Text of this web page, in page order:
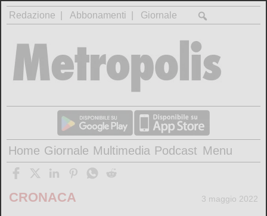
Redazione Abbonamenti Giornale
Home Giornale Multimedia Podcast Menu
CRONACA 3 maggio 2022